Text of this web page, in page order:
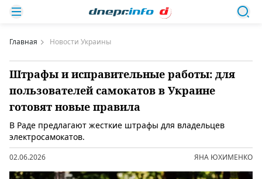
Главная Новости Украины
Штрафы и исправительные работы: для
пользователей самокатов в Украине
готовят новые правила
В Раде предлагают жесткие штрафы для владельцев
электросамокатов.
02.06.2026 ЯНА ЮХИМЕНКО